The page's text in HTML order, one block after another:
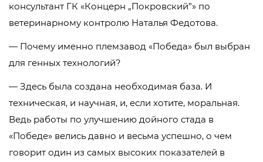
консультант ГК «Концерн „Покровский”» по
ветеринарному контролю Наталья Федотова.
— Почему именно племзавод «Победа» был выбран
для генных технологий?
— Здесь была создана необходимая база. И
техническая, и научная, и, если хотите, моральная.
Ведь работы по улучшению дойного стада в
«Победе» велись давно и весьма успешно, о чем
говорит один из самых высоких показателей в